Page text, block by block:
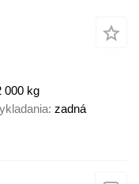
000 kg
zadná